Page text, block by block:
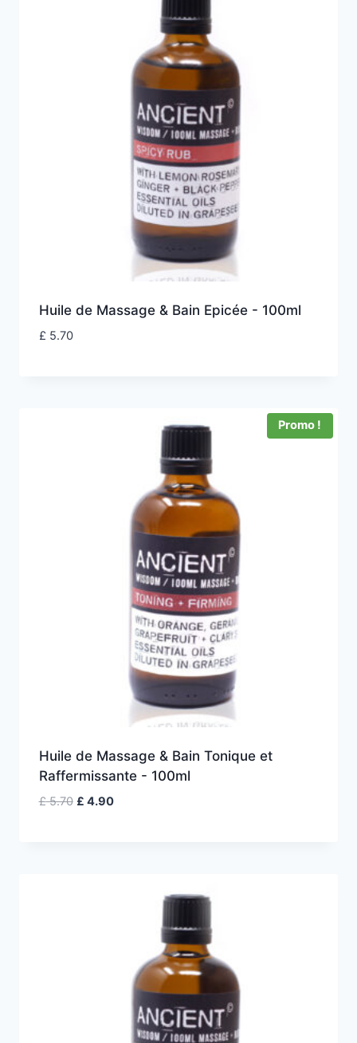
Huile de Massage & Bain Epicée - 100ml
£ 5.70
Promo !
Huile de Massage & Bain Tonique et
Raffermissante - 100ml
£5.70 Le
£ 4.90Le